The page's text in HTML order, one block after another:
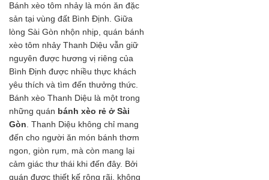
Bánh xèo tôm nhảy là món ăn đặc
sản tại vùng đất Bình Định. Giữa
lòng Sài Gòn nhộn nhịp, quán bánh
xèo tôm nhảy Thanh Diệu vẫn giữ
nguyên được hương vị riêng của
Bình Định được nhiều thực khách
yêu thích và tìm đến thưởng thức.
Bánh xèo Thanh Diệu là một trong
những quán bánh xèo rẻ ở Sài
Gòn . Thanh Diệu không chỉ mang
đến cho người ăn món bánh thơm
ngon, giòn rụm, mà còn mang lại
cảm giác thư thái khi đến đây. Bởi
quán được thiết kế rộng rãi, không